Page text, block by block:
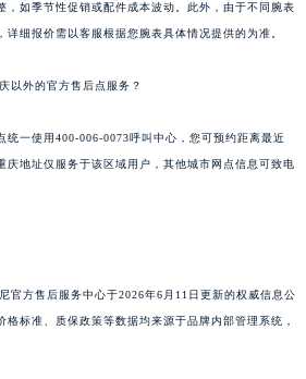
，如季节性促销或配件成本波动。此外，由于不同腕表
细报价需以客服根据您腕表具体情况提供的为准。
以外的官方售后点服务？
统一使用400-006-0073呼叫中心，您可预约距离最近
庆地址仅服务于该区域用户，其他城市网点信息可致电
官方售后服务中心于2026年6月11日更新的权威信息公
标准、质保政策等数据均来源于品牌内部管理系统，